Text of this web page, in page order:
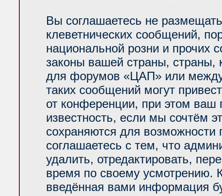
Вы соглашаетесь не
клеветнических сообщений,
национальной розни и прочих
законы вашей страны, страны,
для форумов «ЦАП» или
таких сообщений могут
от конференции, при этом ваш
известность, если мы сочтём
сохраняются для возможности
соглашаетесь с тем, что
удалить, отредактировать,
время по своему усмотрению.
введённая вами информация